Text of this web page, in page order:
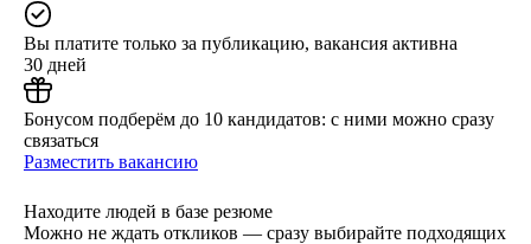
Вы платите только за публикацию, вакансия активна
30 дней
Бонусом подберём до 10 кандидатов: с ними можно сразу
связаться
Разместить вакансию
Находите людей в базе резюме
Можно не ждать откликов — сразу выбирайте подходящих